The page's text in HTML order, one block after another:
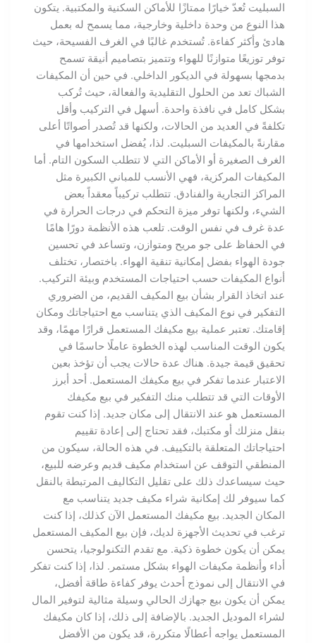
السبليت تُعدّ خيارًا ممتازًا للأماكن السكنية والمكتبية. يتكون
هذا النوع من وحدة داخلية وخارجية، مما يسمح له بعمل
هادئ وأكثر كفاءة. تُستخدم غالبًا في الغرف الفسيحة، حيث
توفر توزيعًا متوازنًا للهواء وتتميز بتصاميم أنيقة تسمح
بدمجها بسهولة في الديكور الداخلي. في حين أن المكيفات
الشباك تعد من الحلول التقليدية والفعالة، حيث تُركب
بشكل كامل في نافذة واحدة. أسهل في التركيب وأقل
تكلفةً في العديد من الحالات، ولكنها قد تُصدر أصواتًا أعلى
مقارنةً بالمكيفات السبليت. لذا، يُفضل استخدامها في
الغرف الصغيرة أو الأماكن التي لا تتطلب السكون التام. أما
المكيفات المركزية، فهي الأنسب للمباني الكبيرة مثل
المراكز التجارية والفنادق. تتطلب تركيباً معقداً بعض
الشيء، ولكنها توفر ميزة التحكم في درجات الحرارة في
عدة غرف في نفس الوقت. تلعب هذه الأنظمة دورًا هامًا
في الحفاظ على جو مريح ومتوازن، وتساعد في تحسين
جودة الهواء بفضل إمكانية تنقية الهواء. باختصار، تختلف
أنواع المكيفات حسب احتياجات المستخدم وبيئة التركيب.
عند اتخاذ القرار بشأن بيع المكيف القديم، من الضروري
التفكير في نوع المكيف الذي يتناسب مع احتياجاتك ومكان
إقامتك. تعتبر عملية بيع مكيفك المستعمل قرارًا مهمًا، وقد
يكون الوقت المناسب لهذه الخطوة عاملًا حاسمًا في
تحقيق قيمة جيدة. هناك عدة حالات يجب أن تؤخذ بعين
الاعتبار عندما تفكر في بيع مكيفك المستعمل. أحد أبرز
الأوقات التي قد تتطلب منك التفكير في بيع مكيفك
المستعمل هو عند الانتقال إلى مكان جديد. إذا كنت تقوم
بنقل منزلك أو مكتبك، فقد تحتاج إلى إعادة تقييم
احتياجاتك المتعلقة بالتكييف. في هذه الحالة، سيكون من
المنطقي التوقف عن استخدام مكيف قديم وعرضه للبيع،
حيث سيساعدك ذلك على تقليل التكاليف المرتبطة بالنقل
كما سيوفر لك إمكانية شراء مكيف جديد يتناسب مع
المكان الجديد. بيع مكيفك المستعمل الآن كذلك، إذا كنت
ترغب في تحديث الأجهزة لديك، فإن بيع المكيف المستعمل
يمكن أن يكون خطوة ذكية. مع تقدم التكنولوجيا، يتحسن
أداء وأنظمة مكيفات الهواء بشكل مستمر. لذا، إذا كنت تفكر
في الانتقال إلى نموذج أحدث يوفر كفاءة طاقة أفضل،
يمكن أن يكون بيع جهازك الحالي وسيلة مثالية لتوفير المال
لشراء الموديل الجديد. بالإضافة إلى ذلك، إذا كان مكيفك
المستعمل يواجه أعطالًا متكررة، قد يكون من الأفضل